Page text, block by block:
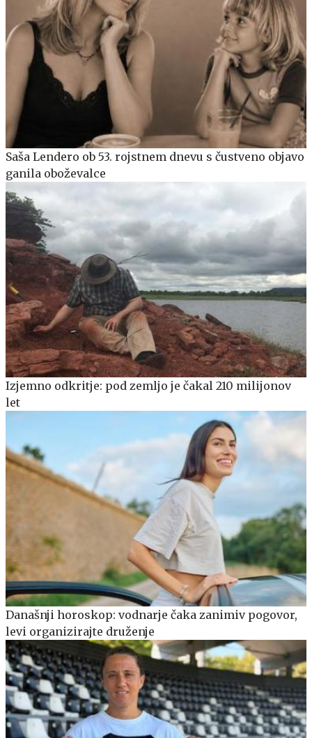
Saša Lendero ob 53. rojstnem dnevu s čustveno objavo
ganila oboževalce
Izjemno odkritje: pod zemljo je čakal 210 milijonov
let
Današnji horoskop: vodnarje čaka zanimiv pogovor,
levi organizirajte druženje